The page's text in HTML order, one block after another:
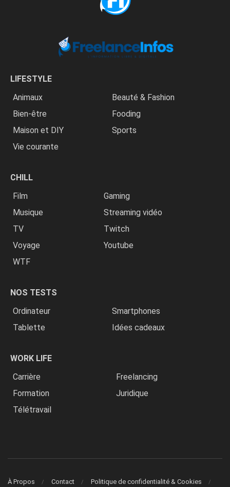
LIFESTYLE
Animaux
Beauté & Fashion
Bien-être
Fooding
Maison et DIY
Sports
Vie courante
CHILL
Film
Gaming
Musique
Streaming vidéo
TV
Twitch
Voyage
Youtube
WTF
NOS TESTS
Ordinateur
Smartphones
Tablette
Idées cadeaux
WORK LIFE
Carrière
Freelancing
Formation
Juridique
Télétravail
À Propos Contact Politique de confidentialité & Cookies